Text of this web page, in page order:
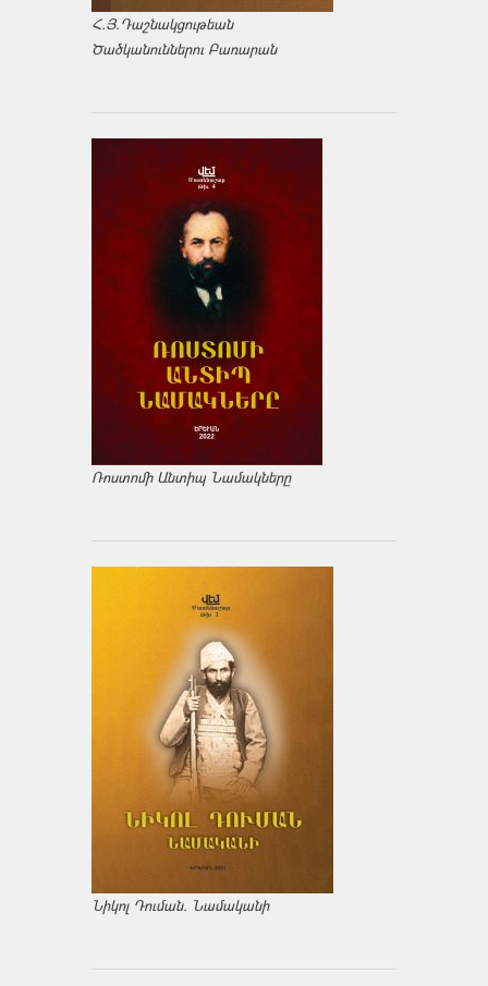
Հ.Յ.Դաշնակցութեան
Ծածկանուններու Բառարան
Ռոստոմի Անտիպ Նամակները
Նիկոլ Դուման. Նամականի